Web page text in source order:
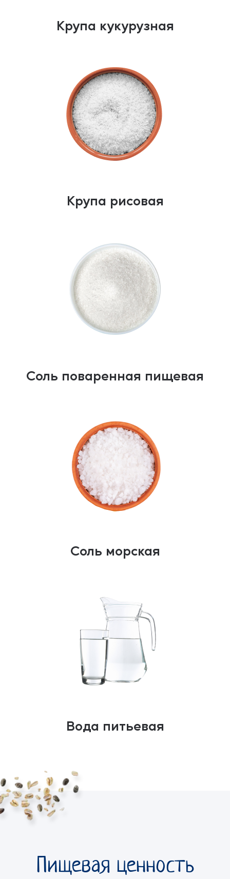
Крупа кукурузная
Крупа рисовая
Соль поваренная пищевая
Соль морская
Вода питьевая
Пищевая ценность